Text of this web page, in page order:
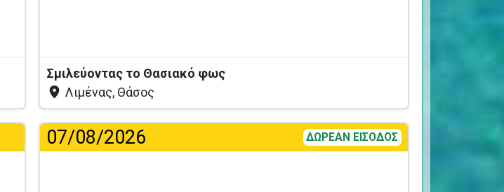
Σμιλεύοντας το Θασιακό φως
Λιμένας, Θάσος
07/08/2026 ΔΩΡΕΑΝ ΕΙΣΟΔΟΣ